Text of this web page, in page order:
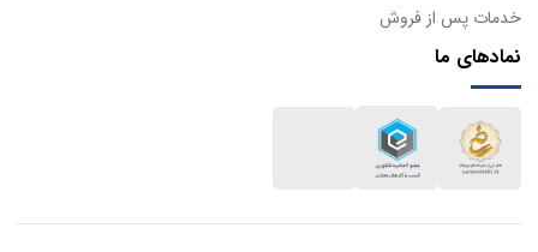
خدمات پس از فروش
نمادهای ما